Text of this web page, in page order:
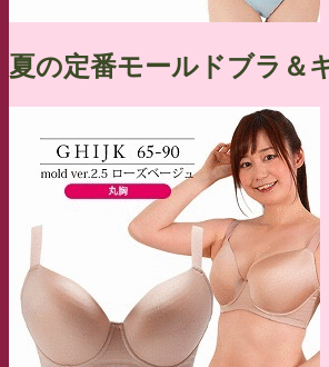
夏の定番モールドブラ＆